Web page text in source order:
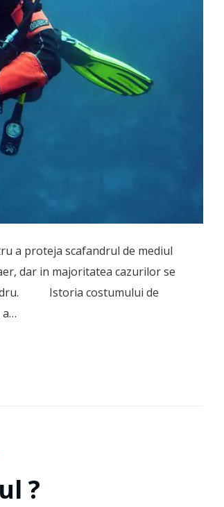
a proteja scafandrul de mediul
dar in majoritatea cazurilor se
Istoria costumului de
?